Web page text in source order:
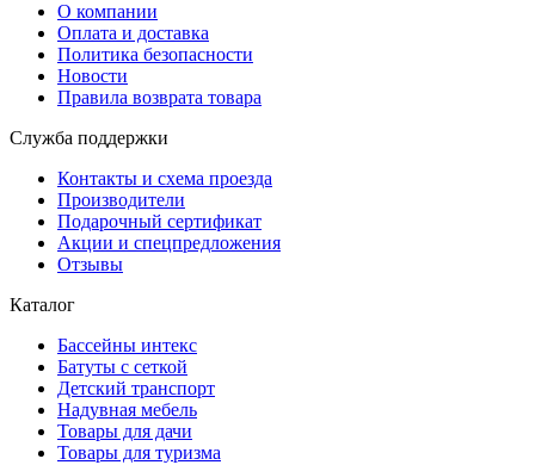
О компании
Оплата и доставка
Политика безопасности
Новости
Правила возврата товара
Служба поддержки
Контакты и схема проезда
Производители
Подарочный сертификат
Акции и спецпредложения
Отзывы
Каталог
Бассейны интекс
Батуты с сеткой
Детский транспорт
Надувная мебель
Товары для дачи
Товары для туризма